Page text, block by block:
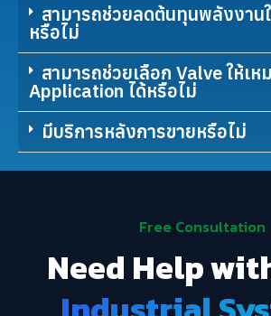
สามารถช่วยลดต้นทุนพลังงาน
หรือไม่
สามารถช่วยเลือก Valve ให้เห
Application ได้หรือไม่
มีบริการหลังการขายหรือไม่
Free Consultation
Need Help